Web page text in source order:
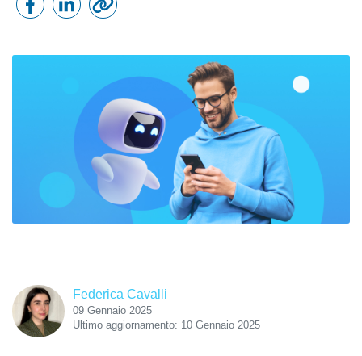
Federica Cavalli
09 Gennaio 2025
Ultimo aggiornamento: 10 Gennaio 2025